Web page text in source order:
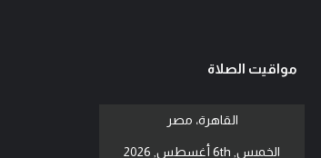
مواقيت الصلاة
القاهرة، مصر
الخميس, 6th أغسطس, 2026